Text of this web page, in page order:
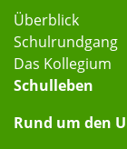
Überblick
Schulrundgang
Das Kollegium
Schulleben
Rund um den